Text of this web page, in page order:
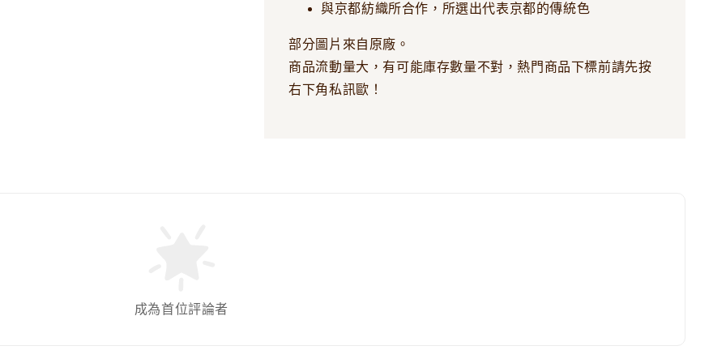
與京都紡織所合作，所選出代表京都的傳統色
部分圖片來自原廠。
商品流動量大，有可能庫存數量不對，熱門商品下標前請先按
右下角私訊歐！
成為首位評論者